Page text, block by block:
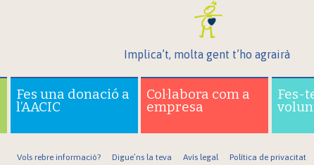
Implica’t, molta gent t’ho agrairà
Fes una donació a
l’AACIC
Col·labora com a
empresa
Fes-
Vols rebre informació? Digue’ns la teva Avís legal Política de privacitat